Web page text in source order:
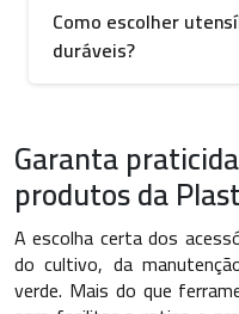
Manuseio ergonômico:
durante tarefas prolongadas.
Precisão nos cortes e
Durabilidade
do tempo.
Facilidade de
contaminação entre
Essas características
Como escolher
duráveis?
Garanta
produtos da
A escolha certa dos
do cultivo, da
verde. Mais do que